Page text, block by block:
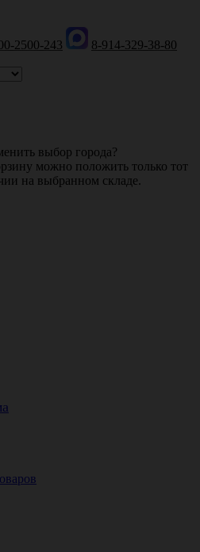
2500-243
8-914-329-38-80
выбор города?
можно положить только тот
на выбранном складе.